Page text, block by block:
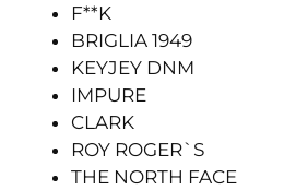
F**K
BRIGLIA 1949
KEYJEY DNM
IMPURE
CLARK
ROY ROGER`S
THE NORTH FACE